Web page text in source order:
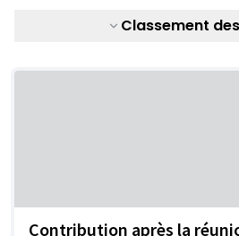
Classement
Contribution après la